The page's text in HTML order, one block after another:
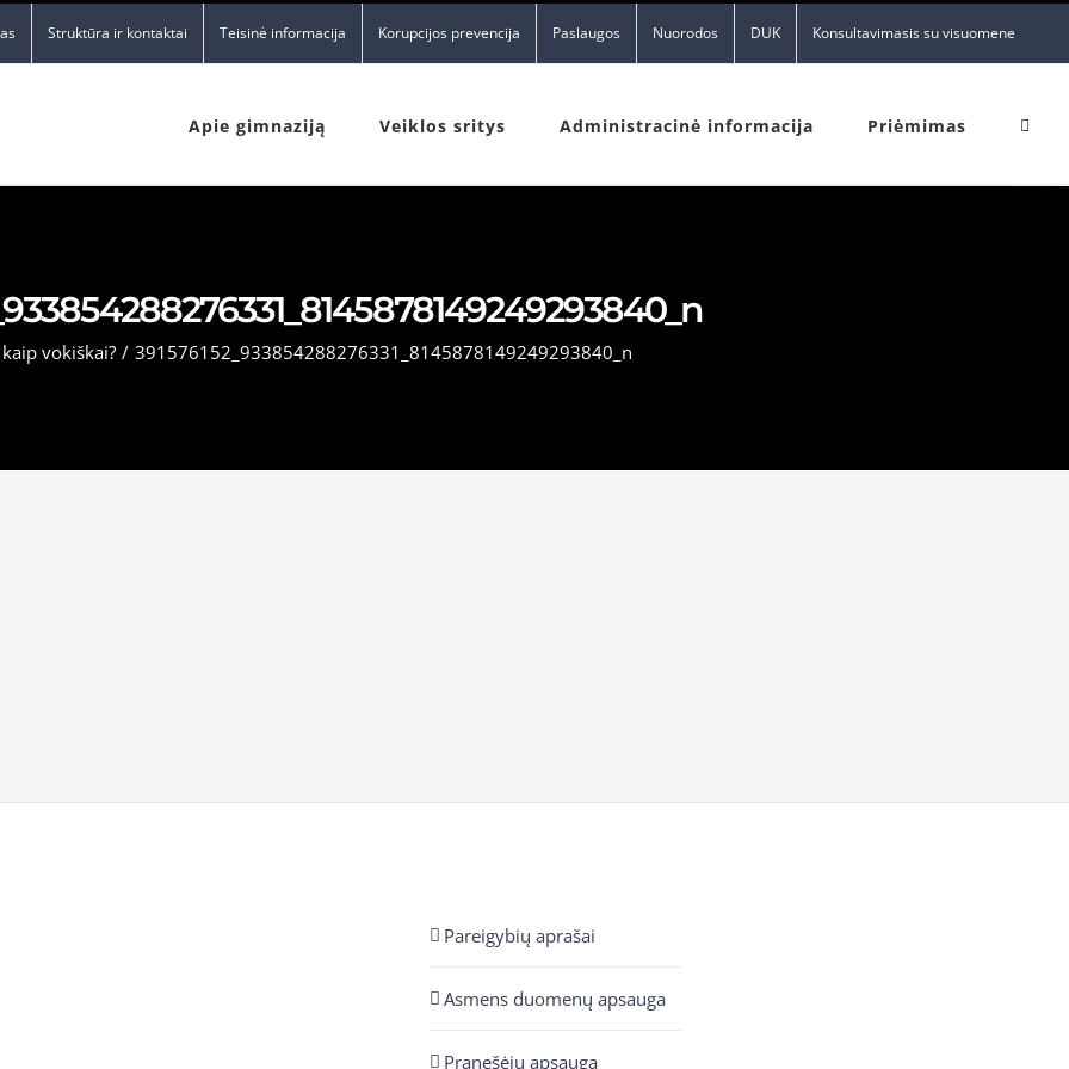
Struktūra ir kontaktai Teisinė informacija Korupcijos prevencija Paslaugos Nuorodos DUK Konsultavimasis su visuomene
Apie gimnaziją Veiklos sritys Administracinė informacija Priėmimas
vokiškai? / 391576152_933854288276331_8145878149249293840_n
Pareigybių aprašai
Asmens duomenų apsauga
Pranešėjų apsauga